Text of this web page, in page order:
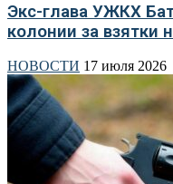
Экс-глава УЖКХ
колонии за взятки
НОВОСТИ 17 июля 2026